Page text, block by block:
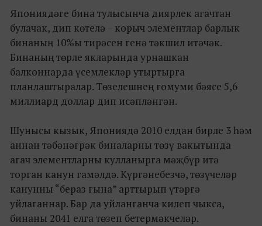
Япониядәге бина тулысынча диярлек агачтан
булачак, дип көтелә – корыч элементлар барлык
бинаның 10%ы тирәсен генә тәкшил итәчәк.
Бинаның төрле якларында урнашкан
балконнарда үсемлекләр утыртырга
планлаштыралар. Төзелешнең гомуми бәясе 5,6
миллиард доллар дип исәпләнгән.
Шунысы кызык, Япониядә 2010 елдан бирле 3 һәм
аннан тәбәнәгрәк биналарны төзү вакытында
агач элементларны кулланырга мәҗбүр итә
торган канун гамәлдә. Күргәнебезчә, төзүчеләр
канунны “бераз гына” арттырып үтәргә
уйлаганнар. Бар да уйланганча килеп чыкса,
бинаны 2041 елга төзеп бетермәкчеләр.